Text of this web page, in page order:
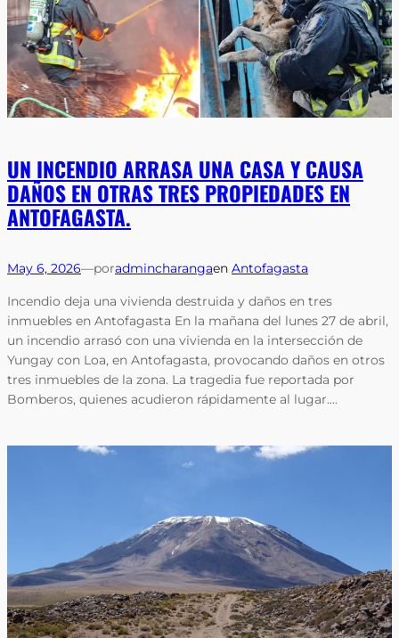
UN INCENDIO ARRASA UNA CASA Y CAUSA
DAÑOS EN OTRAS TRES PROPIEDADES EN
ANTOFAGASTA.
May 6, 2026—poradmincharangaen Antofagasta
Incendio deja una vivienda destruida y daños en tres
inmuebles en Antofagasta En la mañana del lunes 27 de abril,
un incendio arrasó con una vivienda en la intersección de
Yungay con Loa, en Antofagasta, provocando daños en otros
tres inmuebles de la zona. La tragedia fue reportada por
Bomberos, quienes acudieron rápidamente al lugar.…